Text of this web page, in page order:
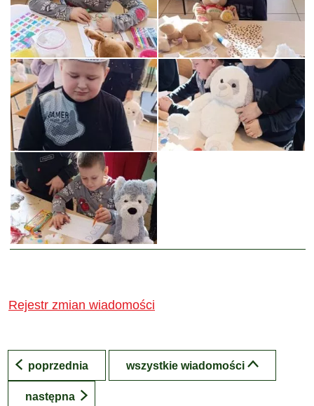
Rejestr zmian wiadomości
poprzednia wszystkie wiadomości
następna